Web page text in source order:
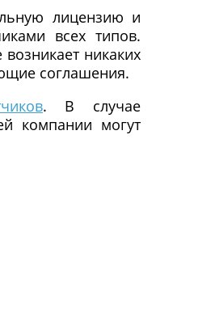
лицензию и
всех типов.
никаких
соглашения.
. В случае
компании могут